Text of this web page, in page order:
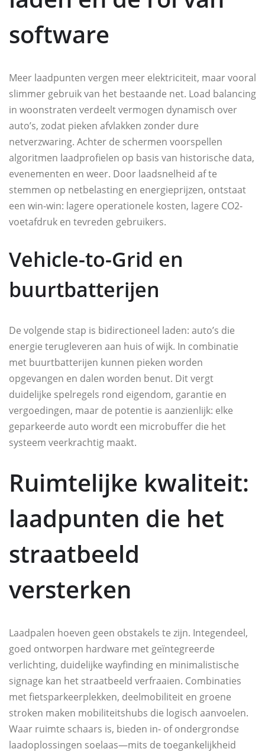
software
Meer laadpunten vergen meer elektriciteit, maar vooral
slimmer gebruik van het bestaande net. Load balancing
in woonstraten verdeelt vermogen dynamisch over
auto’s, zodat pieken afvlakken zonder dure
netverzwaring. Achter de schermen voorspellen
algoritmen laadprofielen op basis van historische data,
evenementen en weer. Door laadsnelheid af te
stemmen op netbelasting en energieprijzen, ontstaat
een win-win: lagere operationele kosten, lagere CO2-
voetafdruk en tevreden gebruikers.
Vehicle-to-Grid en
buurtbatterijen
De volgende stap is bidirectioneel laden: auto’s die
energie terugleveren aan huis of wijk. In combinatie
met buurtbatterijen kunnen pieken worden
opgevangen en dalen worden benut. Dit vergt
duidelijke spelregels rond eigendom, garantie en
vergoedingen, maar de potentie is aanzienlijk: elke
geparkeerde auto wordt een microbuffer die het
systeem veerkrachtig maakt.
Ruimtelijke kwaliteit:
laadpunten die het
straatbeeld
versterken
Laadpalen hoeven geen obstakels te zijn. Integendeel,
goed ontworpen hardware met geïntegreerde
verlichting, duidelijke wayfinding en minimalistische
signage kan het straatbeeld verfraaien. Combinaties
met fietsparkeerplekken, deelmobiliteit en groene
stroken maken mobiliteitshubs die logisch aanvoelen.
Waar ruimte schaars is, bieden in- of ondergrondse
laadoplossingen soelaas—mits de toegankelijkheid